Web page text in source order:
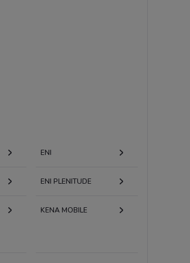
ENI
ENI PLENITUDE
KENA MOBILE